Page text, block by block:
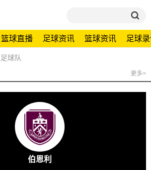
篮球直播 足球资讯 篮球资讯 足球
足球队
更多>
伯恩利